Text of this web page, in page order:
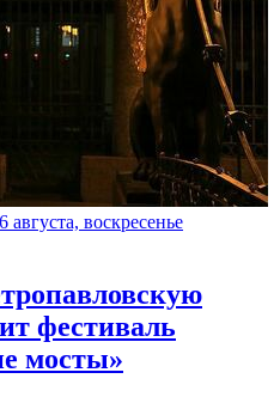
августа, воскресенье
фестиваль
мосты»